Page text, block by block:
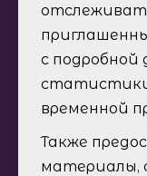
с
временной
Также
материалы,